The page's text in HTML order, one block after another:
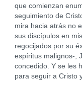
que comienzan
seguimiento de
mira hacia atrás no
sus discípulos en
regocijados por su
espíritus malignos-,
concedido. Y se les
para seguir a Cristo